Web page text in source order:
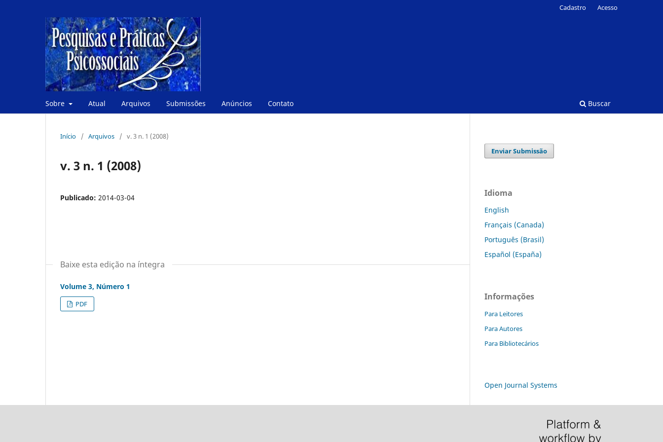
Sobre Atual Arquivos Submissões Anúncios Contato Buscar
Cadastro Acesso
Início / Arquivos / v. 3 n. 1 (2008)
v. 3 n. 1 (2008)
Publicado: 2014-03-04
Baixe esta edição na íntegra
Volume 3, Número 1
PDF
Enviar Submissão
Idioma
English
Français (Canada)
Português (Brasil)
Español (España)
Informações
Para Leitores
Para Autores
Para Bibliotecários
Open Journal Systems